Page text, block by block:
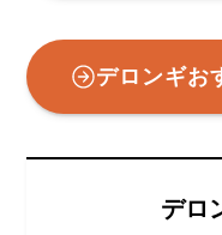
デロンギお
デロ